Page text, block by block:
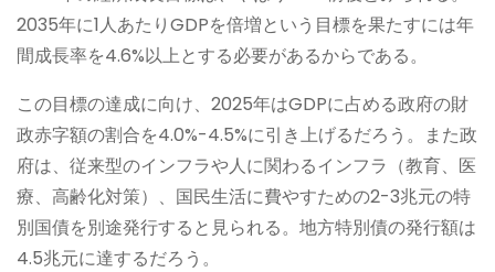
2035年に1人あたりGDPを倍増という目標を果たすには年
間成長率を4.6%以上とする必要があるからである。
この目標の達成に向け、2025年はGDPに占める政府の財
政赤字額の割合を4.0%-4.5%に引き上げるだろう。また政
府は、従来型のインフラや人に関わるインフラ（教育、医
療、高齢化対策）、国民生活に費やすための2-3兆元の特
別国債を別途発行すると見られる。地方特別債の発行額は
4.5兆元に達するだろう。